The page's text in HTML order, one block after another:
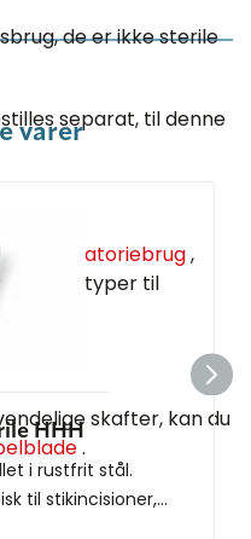
de er ikke sterile
separat, til denne
til laboratoriebrug,
og bladtyper til
skafter, kan du
.
varer
HHH
i rustfrit stål.
til stikincisioner,...